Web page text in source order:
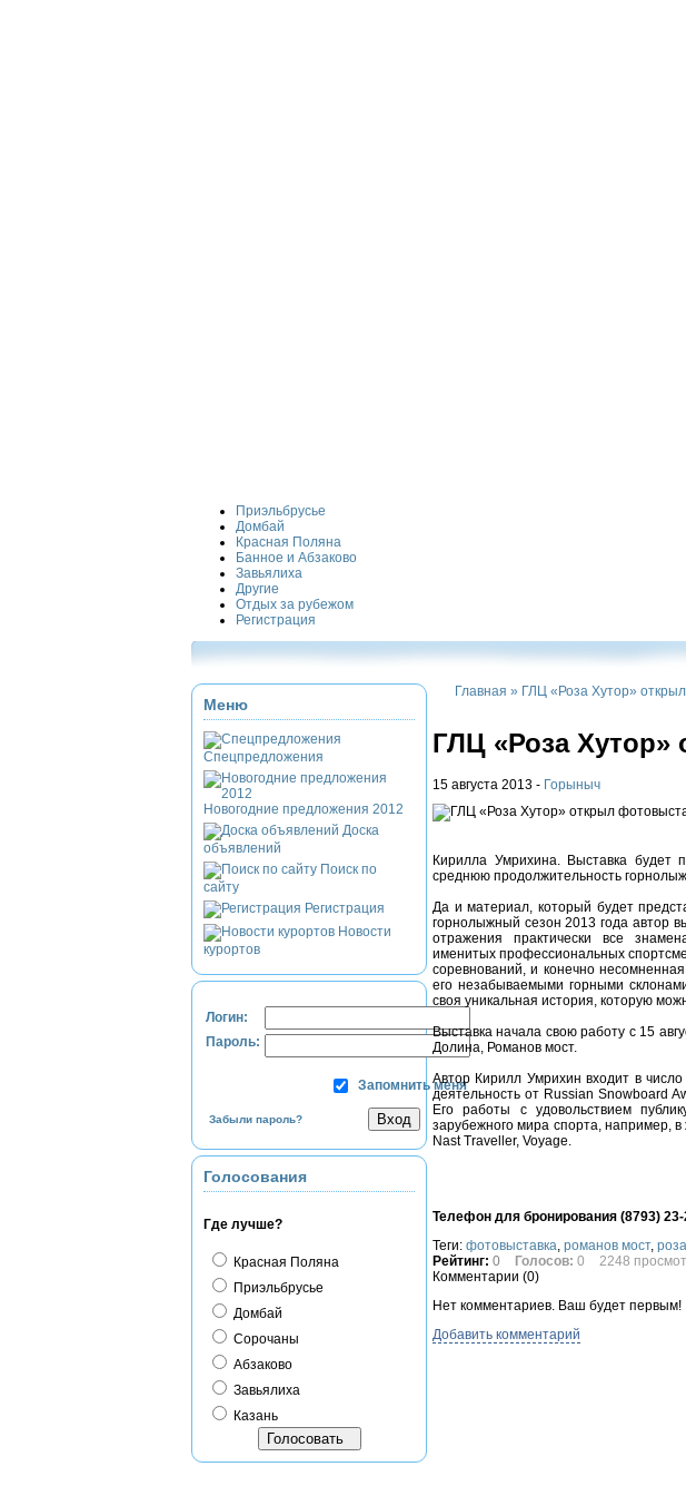
Приэльбрусье
Домбай
Красная Поляна
Банное и Абзаково
Завьялиха
Другие
Отдых за рубежом
Регистрация
Меню
Спецпредложения
Новогодние предложения 2012
Доска
объявлений
Поиск по
сайту
Регистрация
Новости
курортов
Логин:
Пароль:
Запомнить меня
Забыли пароль?
Голосования
Где лучше?
Красная Поляна
Приэльбрусье
Домбай
Сорочаны
Абзаково
Завьялиха
Казань
Главная » ГЛЦ «Роза Хутор»
ГЛЦ «Роза Хутор»
15 августа 2013 - Горыныч
Кирилла Умрихина. Выставка будет
среднюю продолжительность
Да и материал, который будет
горнолыжный сезон 2013 года автор
отражения практически все
именитых профессиональных
соревнований, и конечно
его незабываемыми горными
своя уникальная история, которую
Выставка начала свою работу с 15
Долина, Романов мост.
Автор Кирилл Умрихин входит в
деятельность от Russian Snowboard
Его работы с удовольствием
зарубежного мира спорта, например,
Nast Traveller, Voyage.
Телефон для бронирования (8793)
Теги: фотовыставка, романов мост,
Рейтинг: 0 Голосов: 0
2248
Комментарии (0)
Нет комментариев. Ваш будет первым!
Добавить комментарий